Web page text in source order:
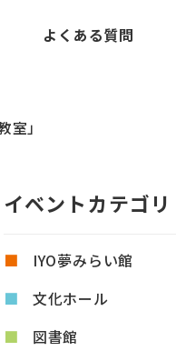
よくある質問
」
イベントカテゴリ
IYO夢みらい館
文化ホール
図書館